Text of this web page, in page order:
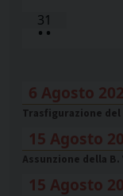
31
• •
6 Agosto
Trasfigurazione del
15 Agosto
Assunzione della B.
15 Agosto